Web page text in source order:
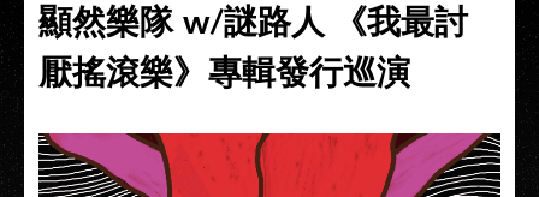
顯然樂隊 w/謎路人 《我最討
厭搖滾樂》專輯發行巡演